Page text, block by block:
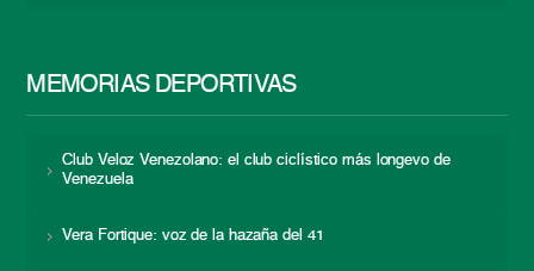
MEMORIAS DEPORTIVAS
Club Veloz Venezolano: el club ciclístico más longevo de
Venezuela
Vera Fortique: voz de la hazaña del 41